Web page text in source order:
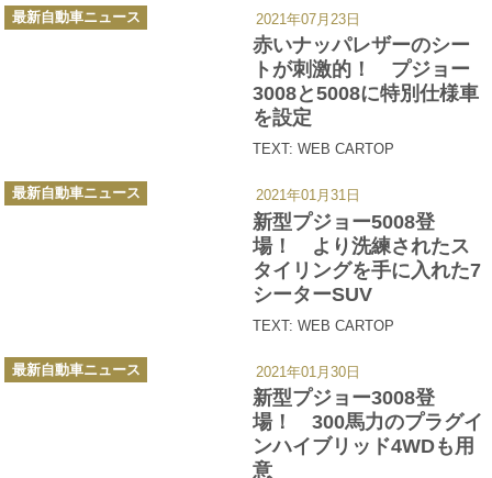
赤いナッパレザーのシー
トが刺激的！ プジョー
3008と5008に特別仕様車
を設定
TEXT: WEB CARTOP
カ
テ
最新自動車ニュース 2021年07月23日
新型プジョー5008登
場！ より洗練されたス
タイリングを手に入れた7
シーターSUV
TEXT: WEB CARTOP
カ
テ
最新自動車ニュース 2021年01月31日
新型プジョー3008登
場！ 300馬力のプラグイ
ンハイブリッド4WDも用
意
カ
テ
最新自動車ニュース 2021年01月30日